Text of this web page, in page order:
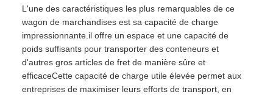
L'une des caractéristiques les plus remarquables de ce
wagon de marchandises est sa capacité de charge
impressionnante.il offre un espace et une capacité de
poids suffisants pour transporter des conteneurs et
d'autres gros articles de fret de manière sûre et
efficaceCette capacité de charge utile élevée permet aux
entreprises de maximiser leurs efforts de transport, en